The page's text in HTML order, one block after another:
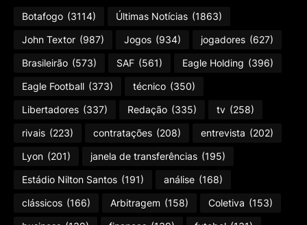
Botafogo (3114) Últimas Notícias (1863)
John Textor (987) Jogos (934) jogadores (627)
Brasileirão (573) SAF (561) Eagle Holding (396)
Eagle Football (373) técnico (350)
Libertadores (337) Redação (335) tv (258)
rivais (223) contratações (208) entrevista (202)
Lyon (201) janela de transferências (195)
Estádio Nilton Santos (191) análise (168)
clássicos (166) Arbitragem (158) Coletiva (153)